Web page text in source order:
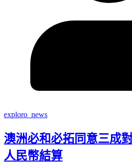
exploro_news
澳洲必和必拓同意三成
人民幣結算